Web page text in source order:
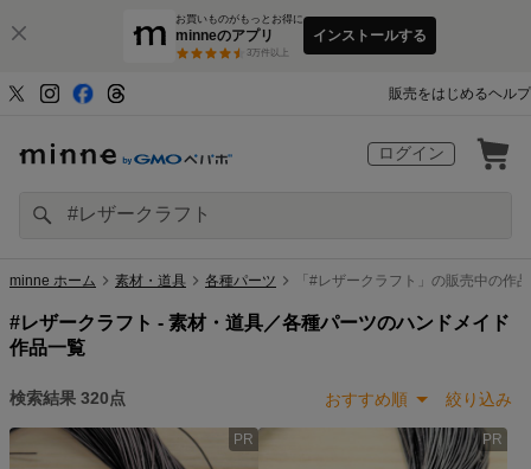
お買いものがもっとお得に
minneのアプリ
3万件以上
インストールする
販売をはじめるヘルプ
ログイン
minne ホーム 素材・道具 各種パーツ 「#レザークラフト」の販売中の作品
#レザークラフト - 素材・道具／各種パーツのハンドメイド
作品一覧
おすすめ順 絞り込み
検索結果 320点
PR PR